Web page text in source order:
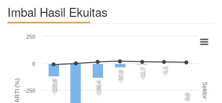
Imbal Hasil Ekuitas
ARTI (%) Sektor
-123,8 -136,4
-37,0 -11,7 -1,1
0,0
-250
0
250